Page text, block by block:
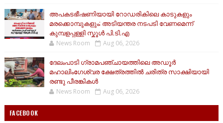
അപകടഭീഷണിയായി റോഡരികിലെ കാടുകളും
മരക്കൊമ്പുകളും; അടിയന്തര നടപടി വേണമെന്ന്
കുമ്പളപ്പള്ളി സ്കൂൾ പി.ടി.എ
News Room Aug 06, 2026
ദേലംപാടി ഗ്രാമപഞ്ചായത്തിലെ അഡൂർ
മഹാലിംഗേശ്വര ക്ഷേത്രത്തിൽ ചരിത്ര സാക്ഷിയായി
രണ്ടു പീരങ്കികൾ
News Room Aug 06, 2026
FACEBOOK